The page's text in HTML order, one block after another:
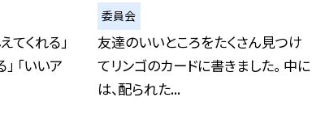
てくれる」
「いいア
委員会
友達のいいところをたくさん見つけ
てリンゴのカードに書きました。 中に
は、配られた...